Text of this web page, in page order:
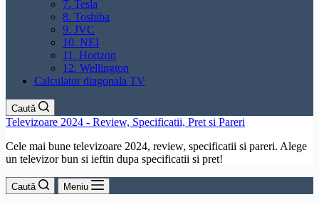
7. Tesla
8. Toshiba
9. JVC
10. NEI
11. Horizon
12. Wellington
Calculator diagonala TV
Caută
Televizoare 2024 - Review, Specificatii, Pret si Pareri
Cele mai bune televizoare 2024, review, specificatii si pareri. Alege
un televizor bun si ieftin dupa specificatii si pret!
Caută Meniu